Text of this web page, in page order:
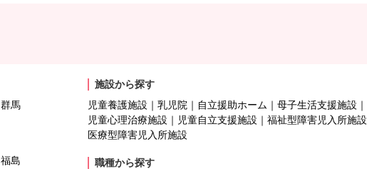
群馬
福島
施設から探す
児童養護施設
乳児院 自立援助ホーム
母子生活支援施設
児童心理治療施設
児童自立支援施設
福祉型障害児入所施設
医療型障害児入所施設
職種から探す